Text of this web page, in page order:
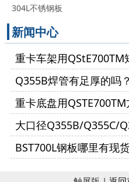
304L不锈钢板
新闻中心
重卡车架用QStE700TM
现货？
Q355B焊管有足厚的吗？
重卡底盘用
货？
大口径Q355B/Q355C/
多少钱一吨？
BST700L钢板哪里有现